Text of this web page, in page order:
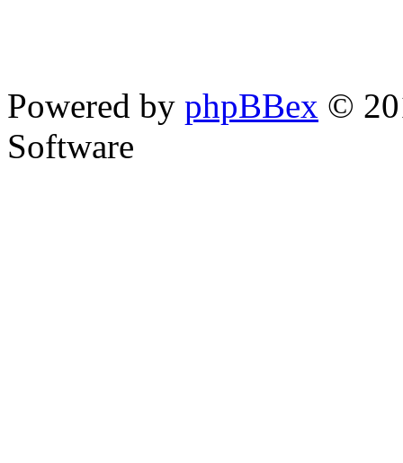
Powered by phpBBex ©
Software